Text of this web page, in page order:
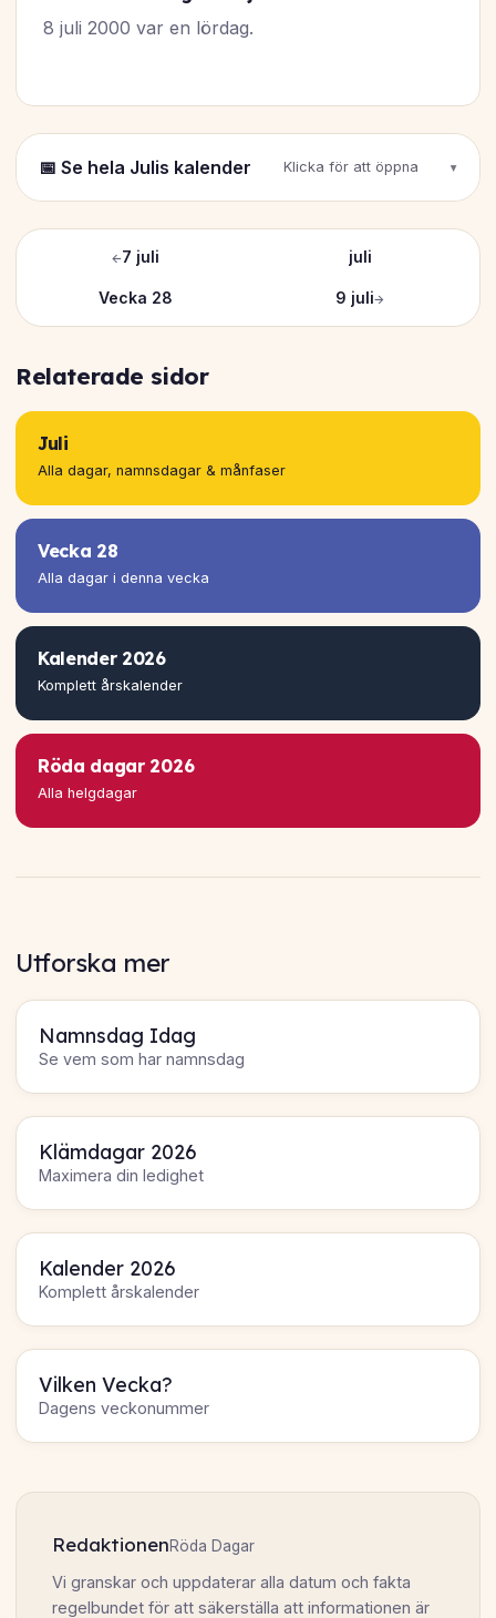
8 juli 2000 var en lördag.
📅 Se hela Julis kalender Klicka för att öppna
←7 juli juli
Vecka 28 9 juli→
Relaterade sidor
Juli
Alla dagar, namnsdagar & månfaser
Vecka 28
Alla dagar i denna vecka
Kalender 2026
Komplett årskalender
Röda dagar 2026
Alla helgdagar
Utforska mer
Namnsdag Idag
Se vem som har namnsdag
Klämdagar 2026
Maximera din ledighet
Kalender 2026
Komplett årskalender
Vilken Vecka?
Dagens veckonummer
RedaktionenRöda Dagar
Vi granskar och uppdaterar alla datum och fakta
regelbundet för att säkerställa att informationen är